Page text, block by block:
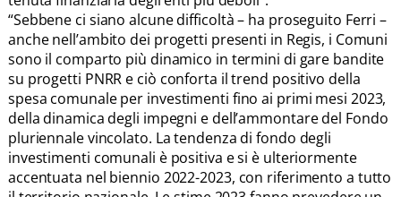
“Sebbene ci siano alcune difficoltà – ha proseguito Ferri –
anche nell’ambito dei progetti presenti in Regis, i Comuni
sono il comparto più dinamico in termini di gare bandite
su progetti PNRR e ciò conforta il trend positivo della
spesa comunale per investimenti fino ai primi mesi 2023,
della dinamica degli impegni e dell’ammontare del Fondo
pluriennale vincolato. La tendenza di fondo degli
investimenti comunali è positiva e si è ulteriormente
accentuata nel biennio 2022-2023, con riferimento a tutto